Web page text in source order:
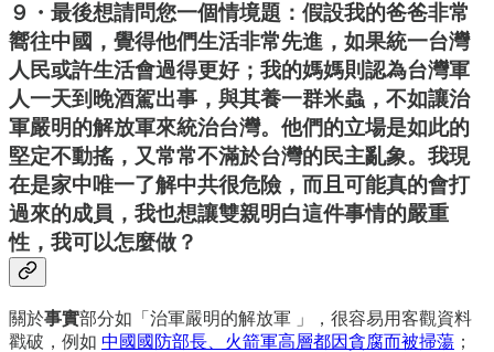
９・最後想請問您一個情境題：假設我的爸爸非常
嚮往中國，覺得他們生活非常先進，如果統一台灣
人民或許生活會過得更好；我的媽媽則認為台灣軍
人一天到晚酒駕出事，與其養一群米蟲，不如讓治
軍嚴明的解放軍來統治台灣。他們的立場是如此的
堅定不動搖，又常常不滿於台灣的民主亂象。我現
在是家中唯一了解中共很危險，而且可能真的會打
過來的成員，我也想讓雙親明白這件事情的嚴重
性，我可以怎麼做？
關於事實部分如「治軍嚴明的解放軍 」，很容易用客觀資料
戳破，例如 中國國防部長、火箭軍高層都因貪腐而被掃蕩 ；